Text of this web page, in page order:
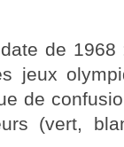
de
jeux
de
(vert,